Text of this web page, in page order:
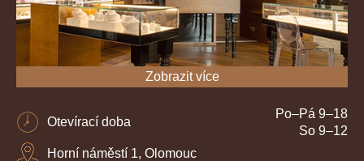
Zobrazit více
Otevírací doba
Po–Pá 9–18
So 9–12
Horní náměstí 1, Olomouc